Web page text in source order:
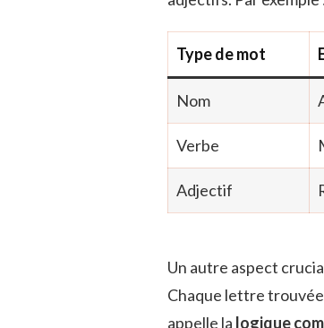
Type de mot
Nom
Verbe
Adjectif
Un autre aspect
Chaque lettre trouvée
appelle la logique